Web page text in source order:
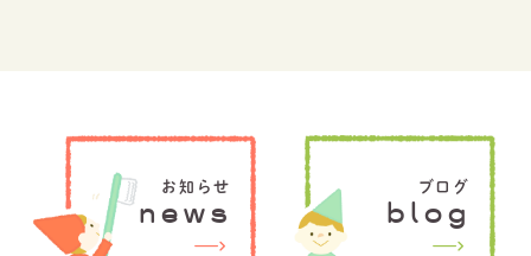
お知らせ
news
ブログ
blog